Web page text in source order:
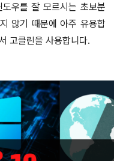
도우를 잘 모르시는 초보분
않기 때문에 아주 유용합
고클린을 사용합니다.